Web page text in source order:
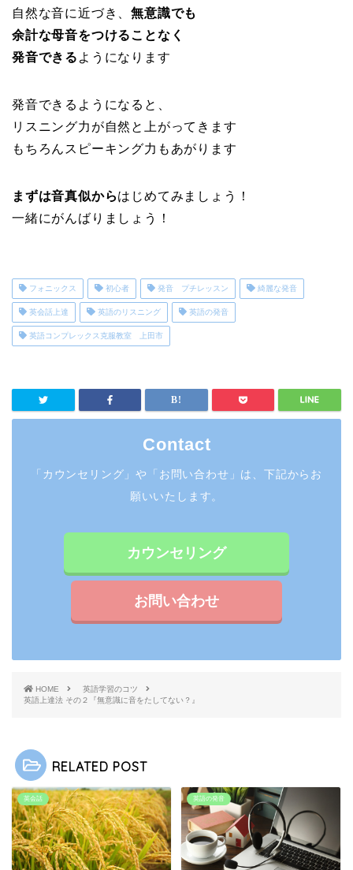
自然な音に近づき、無意識でも
余計な母音をつけることなく
発音できる ようになります
発音できるようになると、
リスニング力が自然と上がってきます
もちろんスピーキング力もあがります
まずは音真似からはじめてみましょう！
一緒にがんばりましょう！
フォニックス 初心者 発音 プチレッスン 綺麗な発音
英会話上達 英語のリスニング 英語の発音
英語コンプレックス克服教室 上田市
Contact
「カウンセリング」や「お問い合わせ」は、下記からお
願いいたします。
カウンセリング
お問い合わせ
HOME
英語学習のコツ
英語上達法 その２『無意識に音をたしてない？』
RELATED POST
英会話 英語の発音